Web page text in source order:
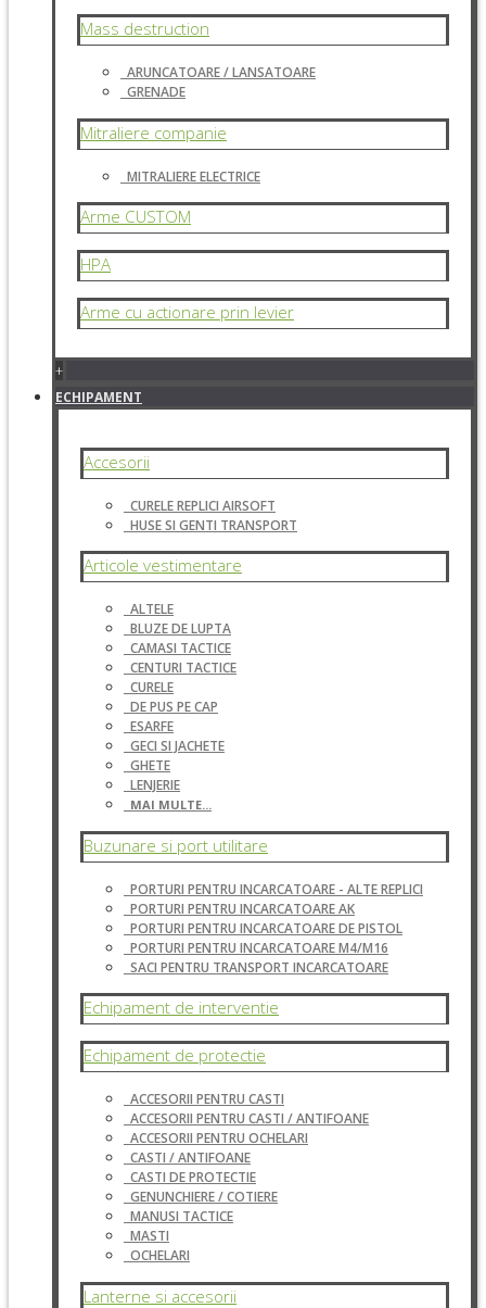
Mass destruction
ARUNCATOARE / LANSATOARE
GRENADE
Mitraliere companie
MITRALIERE ELECTRICE
Arme CUSTOM
HPA
Arme cu actionare prin levier
+
ECHIPAMENT
Accesorii
CURELE REPLICI AIRSOFT
HUSE SI GENTI TRANSPORT
Articole vestimentare
ALTELE
BLUZE DE LUPTA
CAMASI TACTICE
CENTURI TACTICE
CURELE
DE PUS PE CAP
ESARFE
GECI SI JACHETE
GHETE
LENJERIE
MAI MULTE...
Buzunare si port utilitare
PORTURI PENTRU INCARCATOARE - ALTE REPLICI
PORTURI PENTRU INCARCATOARE AK
PORTURI PENTRU INCARCATOARE DE PISTOL
PORTURI PENTRU INCARCATOARE M4/M16
SACI PENTRU TRANSPORT INCARCATOARE
Echipament de interventie
Echipament de protectie
ACCESORII PENTRU CASTI
ACCESORII PENTRU CASTI / ANTIFOANE
ACCESORII PENTRU OCHELARI
CASTI / ANTIFOANE
CASTI DE PROTECTIE
GENUNCHIERE / COTIERE
MANUSI TACTICE
MASTI
OCHELARI
Lanterne si accesorii